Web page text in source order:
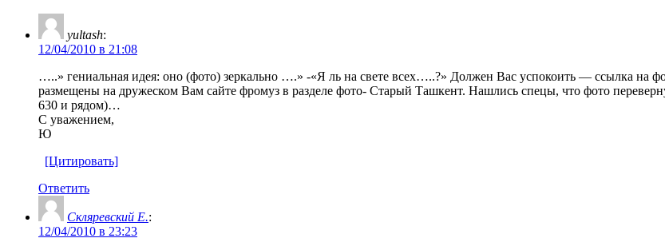
yultash:
12/04/2010 в 21:08
…..» гениальная идея: оно (фото) зеркально ….» -«Я ль на свете всех…..?» Должен Вас успокоить — ссылка на
размещены на дружеском Вам сайте фромуз в разделе фото- Старый Ташкент. Нашлись спецы, что фото
630 и рядом)…
С уважением,
Ю
[Цитировать]
Ответить
Скляревский Е.:
12/04/2010 в 23:23